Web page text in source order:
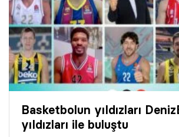
Basketbolun yıldızları
yıldızları ile buluştu